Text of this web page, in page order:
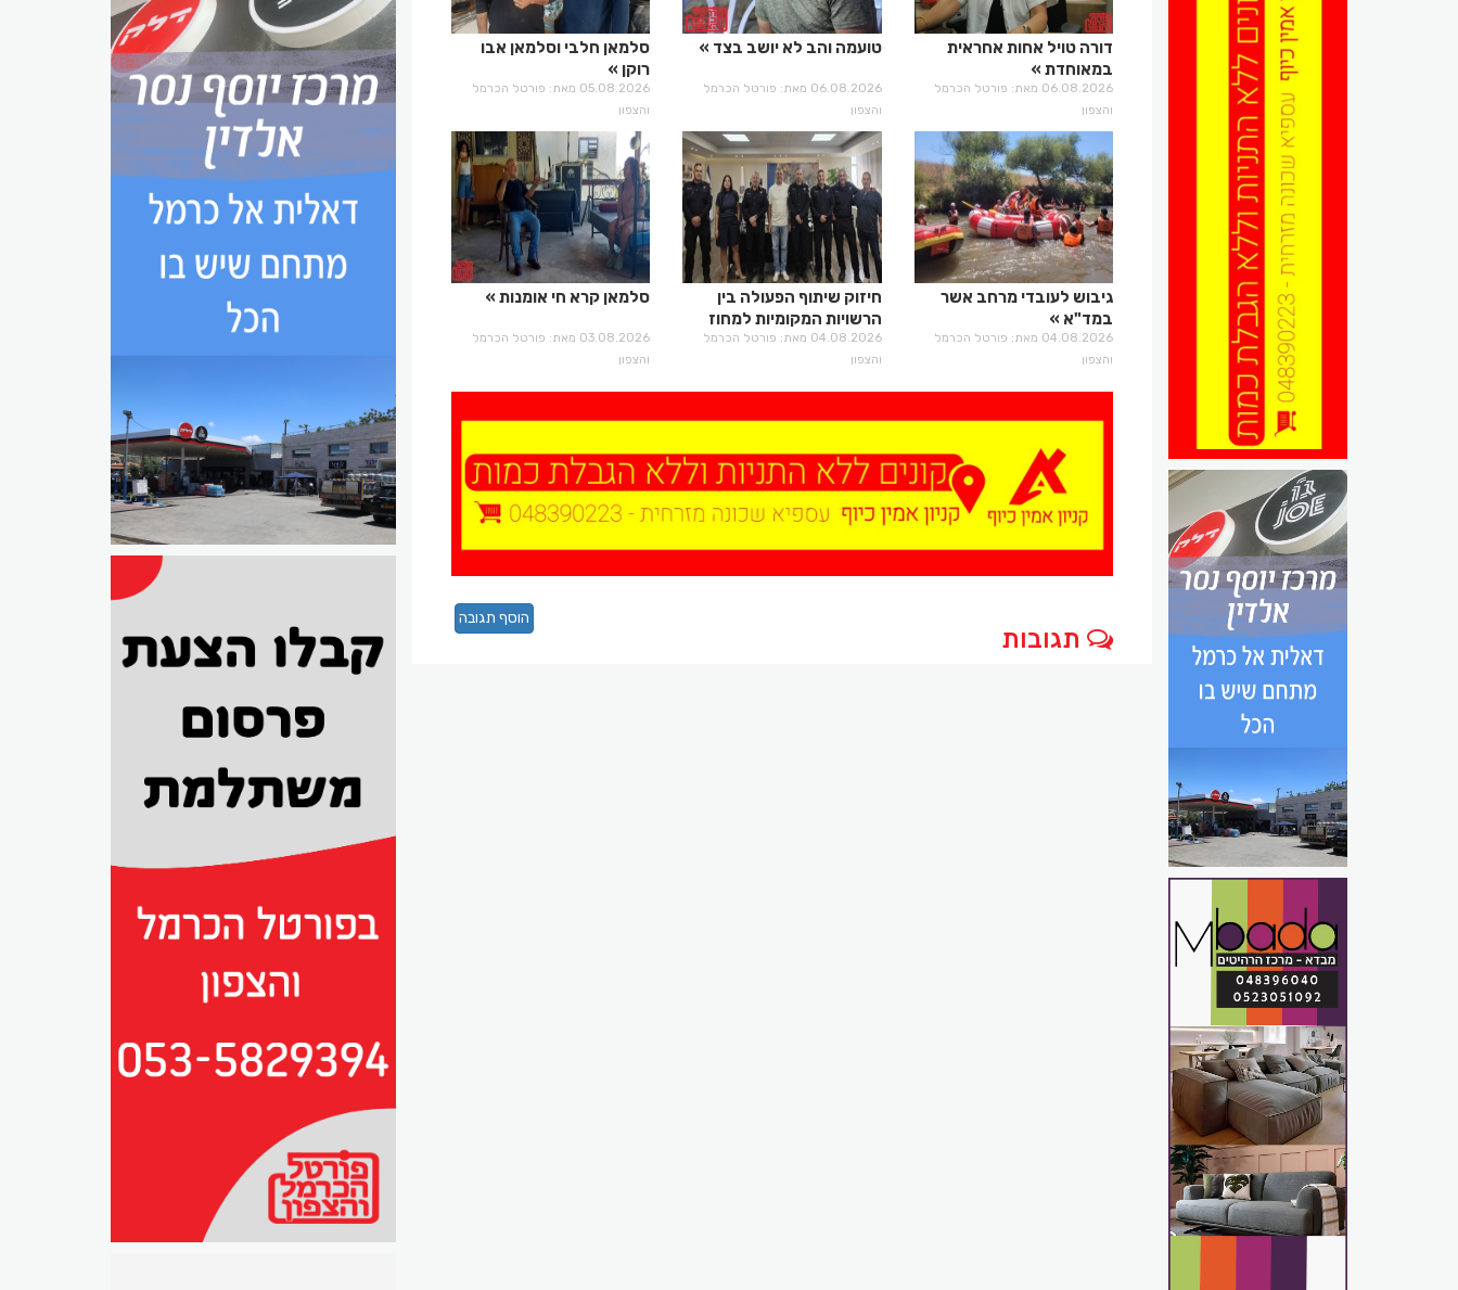
דורה טויל אחות אחראית
במאוחדת
06.08.2026 מאת: פורטל הכרמל
והצפון
טועמה והב לא יושב בצד
06.08.2026 מאת: פורטל הכרמל
והצפון
סלמאן חלבי וסלמאן אבו
רוקן
05.08.2026 מאת: פורטל הכרמל
והצפון
גיבוש לעובדי מרחב אשר
במד"א
04.08.2026 מאת: פורטל הכרמל
והצפון
חיזוק שיתוף הפעולה בין
הרשויות המקומיות למחוז
חוף מרחב מנשה04.08.2026 מאת: פורטל הכרמל
והצפון
סלמאן קרא חי אומנות
03.08.2026 מאת: פורטל הכרמל
והצפון
תגובות
הוסף תגובה